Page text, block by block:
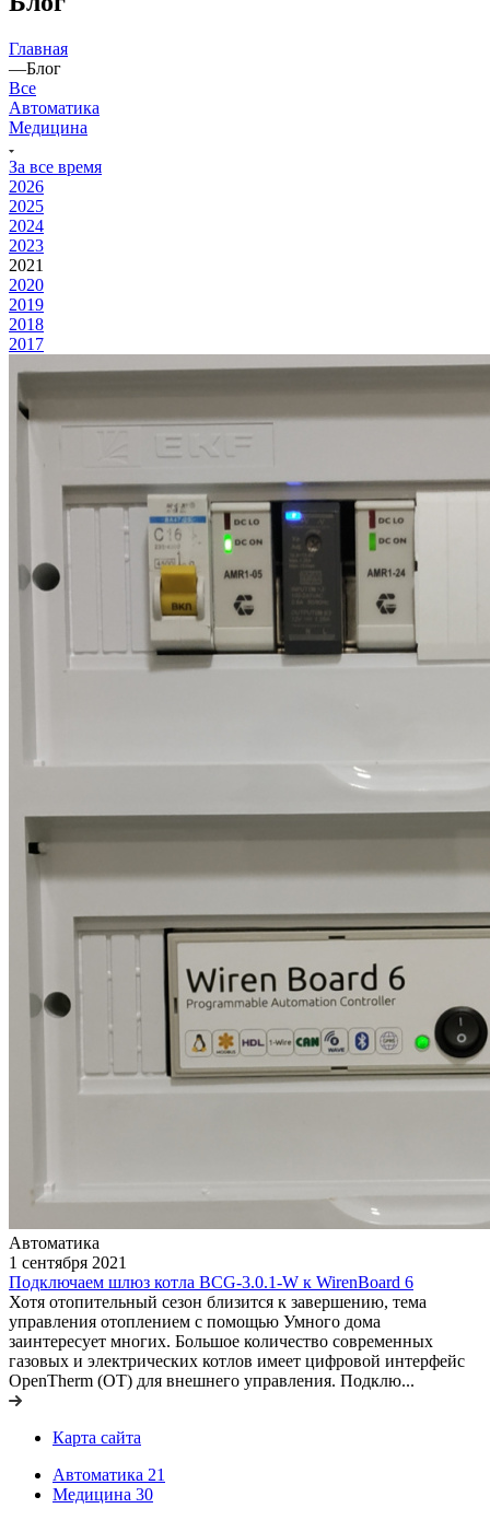
Главная
—Блог
Все
Автоматика
Медицина
За все время
2026
2025
2024
2023
2021
2020
2019
2018
2017
Автоматика
1 сентября 2021
Подключаем шлюз котла BCG-3.0.1-W к WirenBoard 6
Хотя отопительный сезон близится к завершению, тема
управления отоплением с помощью Умного дома
заинтересует многих. Большое количество современных
газовых и электрических котлов имеет цифровой интерфейс
OpenTherm (OT) для внешнего управления. Подклю...
Карта сайта
Автоматика 21
Медицина 30